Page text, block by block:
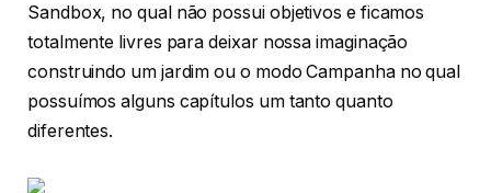
Sandbox, no qual não possui objetivos e ficamos
totalmente livres para deixar nossa imaginação
construindo um jardim ou o modo Campanha no qual
possuímos alguns capítulos um tanto quanto
diferentes.